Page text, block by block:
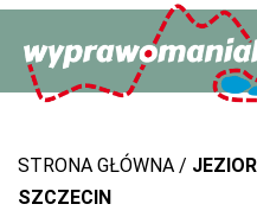
content
STRONA GŁÓWNA
SZCZECIN